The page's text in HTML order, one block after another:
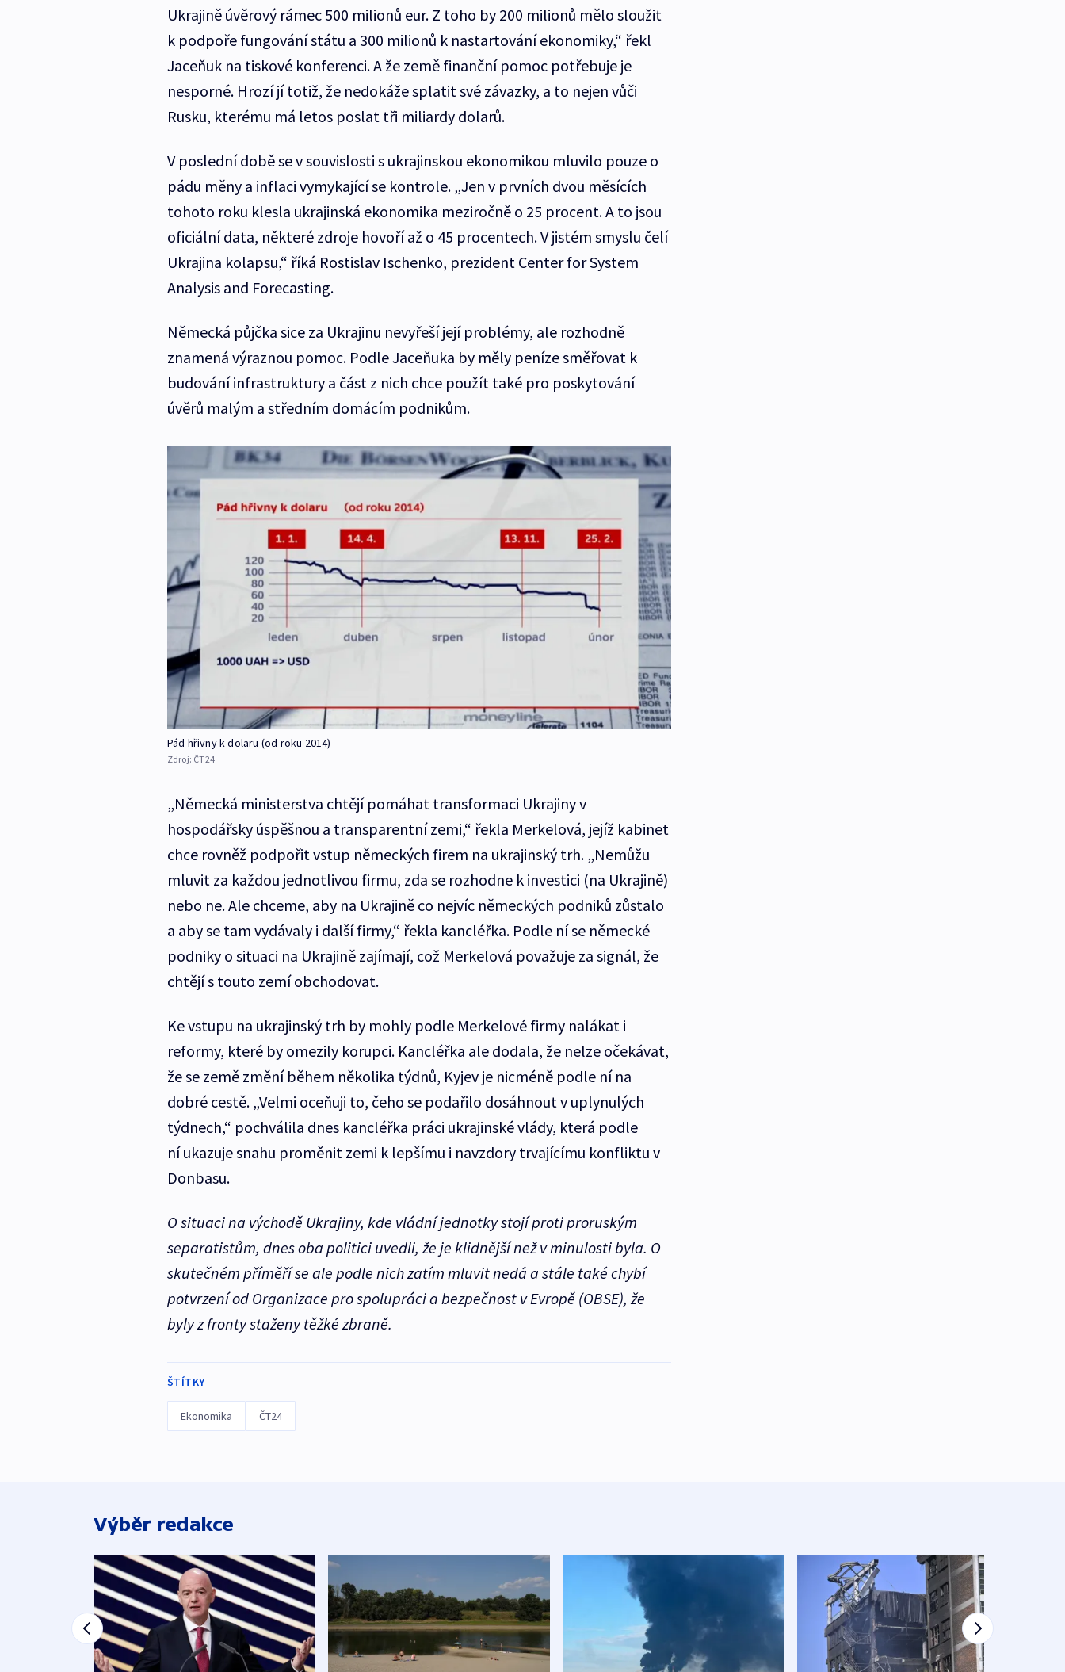
Ukrajině úvěrový rámec 500 milionů eur. Z toho by 200 milionů mělo sloužit
k podpoře fungování státu a 300 milionů k nastartování ekonomiky,“ řekl
Jaceňuk na tiskové konferenci. A že země finanční pomoc potřebuje je
nesporné. Hrozí jí totiž, že nedokáže splatit své závazky, a to nejen vůči
Rusku, kterému má letos poslat tři miliardy dolarů.
V poslední době se v souvislosti s ukrajinskou ekonomikou mluvilo pouze o
pádu měny a inflaci vymykající se kontrole. „Jen v prvních dvou měsících
tohoto roku klesla ukrajinská ekonomika meziročně o 25 procent. A to jsou
oficiální data, některé zdroje hovoří až o 45 procentech. V jistém smyslu čelí
Ukrajina kolapsu,“ říká Rostislav Ischenko, prezident Center for System
Analysis and Forecasting.
Německá půjčka sice za Ukrajinu nevyřeší její problémy, ale rozhodně
znamená výraznou pomoc. Podle Jaceňuka by měly peníze směřovat k
budování infrastruktury a část z nich chce použít také pro poskytování
úvěrů malým a středním domácím podnikům.
Pád hřivny k dolaru (od roku 2014)
Zdroj: ČT24
„Německá ministerstva chtějí pomáhat transformaci Ukrajiny v
hospodářsky úspěšnou a transparentní zemi,“ řekla Merkelová, jejíž kabinet
chce rovněž podpořit vstup německých firem na ukrajinský trh. „Nemůžu
mluvit za každou jednotlivou firmu, zda se rozhodne k investici (na Ukrajině)
nebo ne. Ale chceme, aby na Ukrajině co nejvíc německých podniků zůstalo
a aby se tam vydávaly i další firmy,“ řekla kancléřka. Podle ní se německé
podniky o situaci na Ukrajině zajímají, což Merkelová považuje za signál, že
chtějí s touto zemí obchodovat.
Ke vstupu na ukrajinský trh by mohly podle Merkelové firmy nalákat i
reformy, které by omezily korupci. Kancléřka ale dodala, že nelze očekávat,
že se země změní během několika týdnů, Kyjev je nicméně podle ní na
dobré cestě. „Velmi oceňuji to, čeho se podařilo dosáhnout v uplynulých
týdnech,“ pochválila dnes kancléřka práci ukrajinské vlády, která podle
ní ukazuje snahu proměnit zemi k lepšímu i navzdory trvajícímu konfliktu v
Donbasu.
O situaci na východě Ukrajiny, kde vládní jednotky stojí proti proruským
separatistům, dnes oba politici uvedli, že je klidnější než v minulosti byla. O
skutečném příměří se ale podle nich zatím mluvit nedá a stále také chybí
potvrzení od Organizace pro spolupráci a bezpečnost v Evropě (OBSE), že
byly z fronty staženy těžké zbraně.
ŠTÍTKY
Ekonomika ČT24
Výběr redakce